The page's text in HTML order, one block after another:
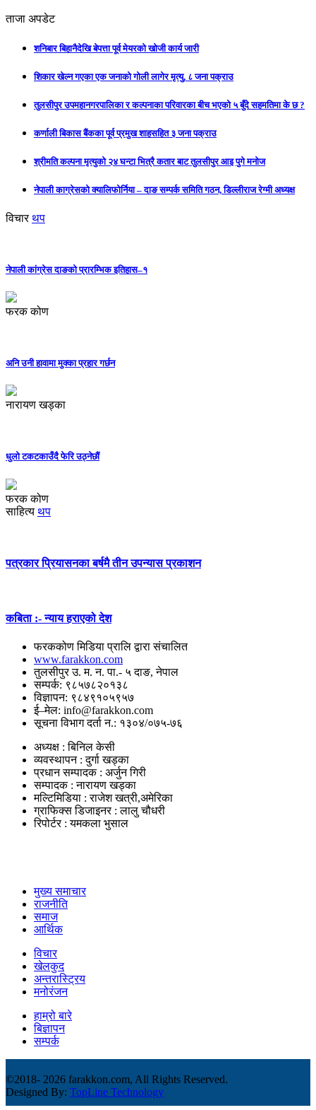
ताजा अपडेट
शनिबार बिहानैदेखि बेपत्ता पूर्व मेयरको खोजी कार्य जारी
शिकार खेल्न गएका एक जनाको गोली लागेर मृत्यु, ८ जना पक्राउ
तुलसीपुर उपमहानगरपालिका र कल्पनाका परिवारका बीच भएको ५ बुँदे सहमतिमा के छ ?
कर्णाली बिकास बैंकका पूर्व प्रमुख शाहसहित ३ जना पक्राउ
श्रीमति कल्पना मृत्युको २४ घन्टा भित्रै कतार बाट तुलसीपुर आइ पुगे मनोज
नेपाली काग्रेसको क्यालिफोर्निया – दाङ सम्पर्क समिति गठन, डिल्लीराज रेग्मी अध्यक्ष
विचार थप
नेपाली कांग्रेस दाङको प्रारम्भिक इतिहास–१
फरक कोण
अनि उनी हावामा मुक्का प्रहार गर्छन
नारायण खड्का
धुलो टकटकाउँदै फेरि उठ्नेछौं
फरक कोण
साहित्य थप
पत्रकार प्रियासनका बर्षमै तीन उपन्यास प्रकाशन
कबिता :- न्याय हराएको देश
फरककोण मिडिया प्रालि द्वारा संचालित
www.farakkon.com
तुलसीपुर उ. म. न. पा.- ५ दाङ, नेपाल
सम्पर्क: ९८५७८२०१३८
विज्ञापन: ९८४९१०५९५७
ई–मेल: info@farakkon.com
सूचना विभाग दर्ता न.: १३०४/०७५-७६
अध्यक्ष : बिनिल केसी
व्यवस्थापन : दुर्गा खड्का
प्रधान सम्पादक : अर्जुन गिरी
सम्पादक : नारायण खड्का
मल्टिमिडिया : राजेश खत्री,अमेरिका
ग्राफिक्स डिजाइनर : लालु चौधरी
रिपोर्टर : यमकला भुसाल
मुख्य समाचार
राजनीति
समाज
आर्थिक
विचार
खेलकुद
अन्तरास्ट्रिय
मनोरंजन
हाम्रो बारे
बिज्ञापन
सम्पर्क
©2018- 2026 farakkon.com, All Rights Reserved.
Designed By: TopLine Technology